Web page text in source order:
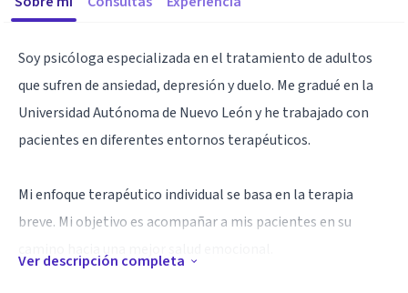
Soy psicóloga especializada en el tratamiento de adultos
que sufren de ansiedad, depresión y duelo. Me gradué en la
Universidad Autónoma de Nuevo León y he trabajado con
pacientes en diferentes entornos terapéuticos.
Mi enfoque terapéutico individual se basa en la terapia
breve. Mi objetivo es acompañar a mis pacientes en su
Ver descripción completa